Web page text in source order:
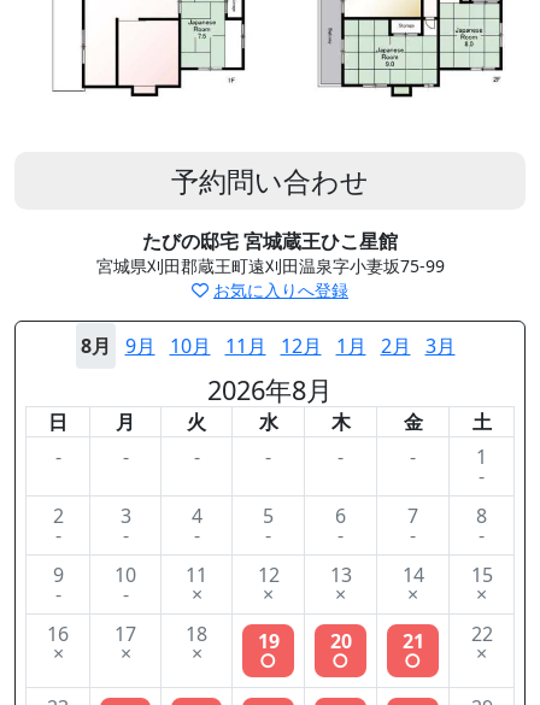
予約問い合わせ
たびの邸宅 宮城蔵王ひこ星館
宮城県刈田郡蔵王町遠刈田温泉字小妻坂75-99
お気に入りへ登録
8月 9月 10月 11月 12月 1月 2月 3月
2026年8月
日 月 火 水 木 金
土
-
- - - - - 1
-
2
-
3
-
4
-
5
-
6
-
7
-
8
-
9
-
10
-
11
×
12
×
13
×
14
×
15
×
16
×
17
×
18
× 19
○
20
○
21
○
22
×